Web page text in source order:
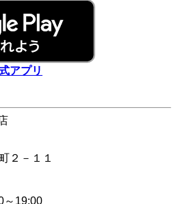
アプリ
２－１１
19:00